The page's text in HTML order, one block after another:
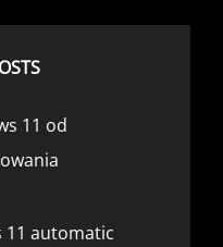
11 od
11 automatic